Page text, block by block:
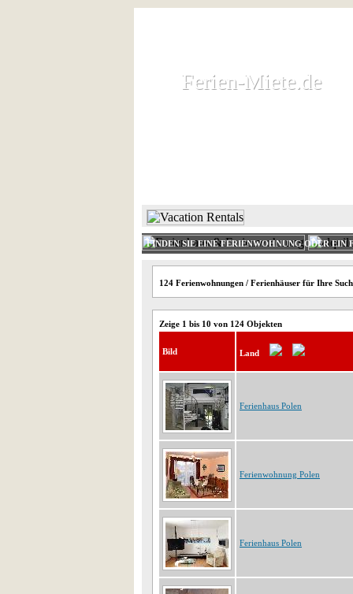
Ferien-Miete.de
Ferien-Miete.de
FINDEN SIE EINE FERIENWOHNUNG ODER EIN
124 Ferienwohnungen / Ferienhäuser für Ihre
Zeige 1 bis 10 von 124 Objekten
Bild Land
Ferienhaus Polen
Ferienwohnung Polen
Ferienhaus Polen